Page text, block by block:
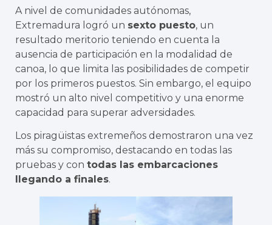
A nivel de comunidades autónomas,
Extremadura logró un sexto puesto, un
resultado meritorio teniendo en cuenta la
ausencia de participación en la modalidad de
canoa, lo que limita las posibilidades de competir
por los primeros puestos. Sin embargo, el equipo
mostró un alto nivel competitivo y una enorme
capacidad para superar adversidades.
Los piragüistas extremeños demostraron una vez
más su compromiso, destacando en todas las
pruebas y con todas las embarcaciones
llegando a finales.